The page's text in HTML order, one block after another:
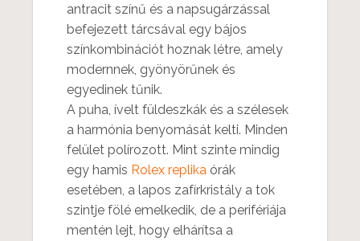
antracit színű és a napsugárzással
befejezett tárcsával egy bájos
színkombinációt hoznak létre, amely
modernnek, gyönyörűnek és
egyedinek tűnik.
A puha, ívelt füldeszkák és a szélesek
a harmónia benyomását kelti. Minden
felület polírozott. Mint szinte mindig
egy hamis Rolex replika órák
esetében, a lapos zafírkristály a tok
szintje fölé emelkedik, de a perifériája
mentén lejt, hogy elhárítsa a